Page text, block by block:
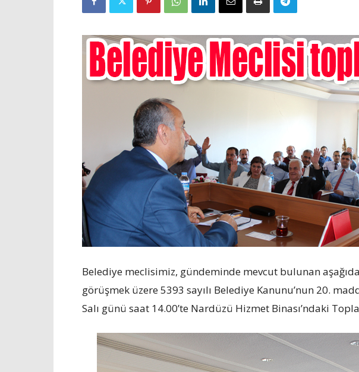
Belediye meclisimiz, gündeminde mevcut bulunan
görüşmek üzere 5393 sayılı Belediye Kanunu’nun 20.
Salı günü saat 14.00’te Nardüzü Hizmet Binası’ndaki